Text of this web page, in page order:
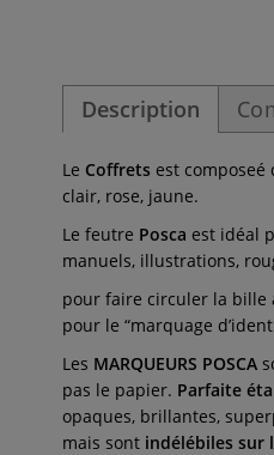
Description
Le Coffrets est composeé
clair, rose, jaune.
Le feutre Posca est idéal
manuels, illustrations,
pour faire circuler la bille
pour le “marquage
Les MARQUEURS POSCA
pas le papier. Parfaite
opaques, brillantes,
mais sont indélébiles sur